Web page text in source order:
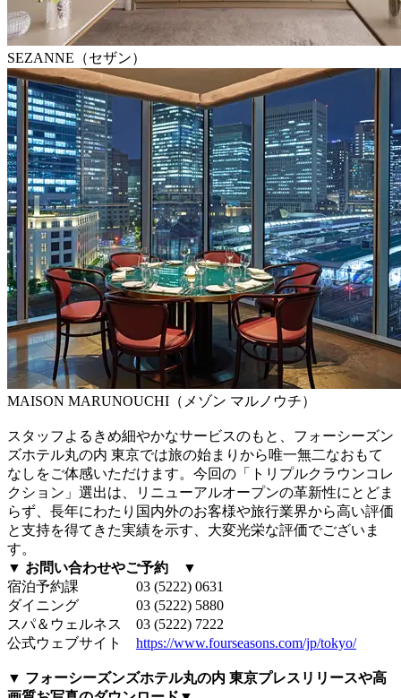
SEZANNE（セザン）
MAISON MARUNOUCHI（メゾン マルノウチ）
スタッフよるきめ細やかなサービスのもと、フォーシーズン
ズホテル丸の内 東京では旅の始まりから唯一無二なおもて
なしをご体感いただけます。今回の「トリプルクラウンコレ
クション」選出は、リニューアルオープンの革新性にとどま
らず、長年にわたり国内外のお客様や旅行業界から高い評価
と支持を得てきた実績を示す、大変光栄な評価でございま
す。
▼ お問い合わせやご予約 ▼
宿泊予約課 03 (5222) 0631
ダイニング 03 (5222) 5880
スパ＆ウェルネス 03 (5222) 7222
公式ウェブサイト https://www.fourseasons.com/jp/tokyo/
▼ フォーシーズンズホテル丸の内 東京プレスリリースや高